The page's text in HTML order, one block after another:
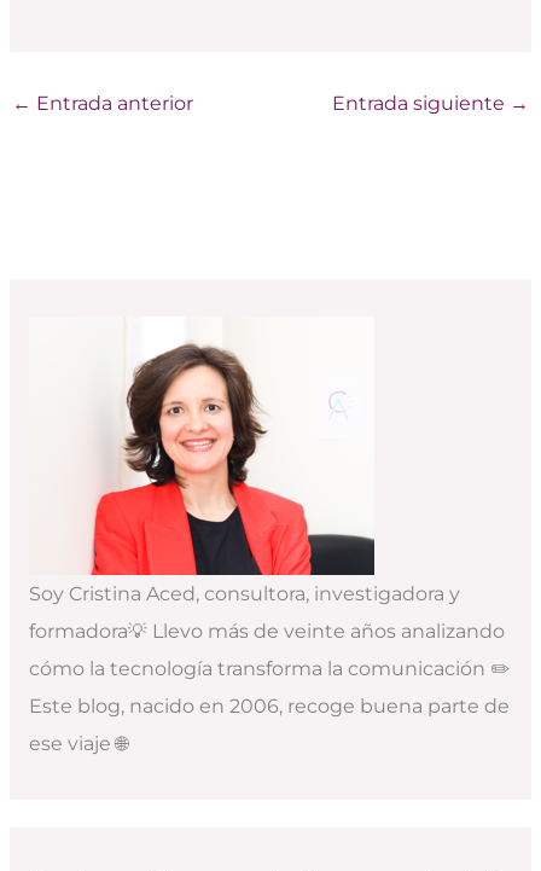
← Entrada anterior Entrada siguiente →
Soy Cristina Aced, consultora, investigadora y
formadora💡 Llevo más de veinte años analizando
cómo la tecnología transforma la comunicación ✏️
Este blog, nacido en 2006, recoge buena parte de
ese viaje 🌐